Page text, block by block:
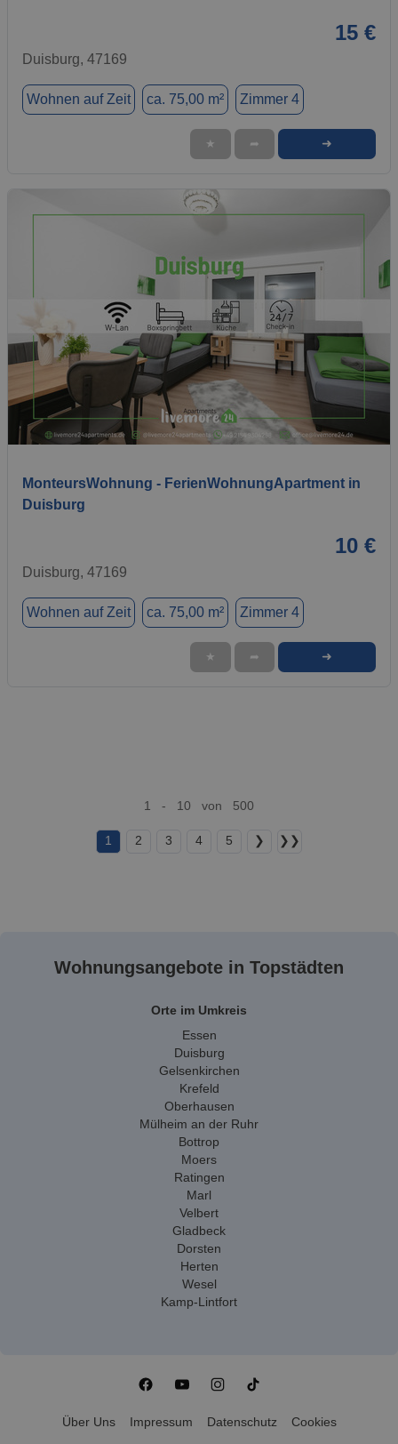
15 €
Duisburg, 47169
Wohnen auf Zeit ca. 75,00 m² Zimmer 4
★ ➦ ➜
MonteursWohnung - FerienWohnungApartment in
Duisburg
10 €
Duisburg, 47169
Wohnen auf Zeit ca. 75,00 m² Zimmer 4
★ ➦ ➜
1 - 10 von 500
1 2 3 4 5 ❯ ❯❯
Wohnungsangebote in Topstädten
Orte im Umkreis
Essen
Duisburg
Gelsenkirchen
Krefeld
Oberhausen
Mülheim an der Ruhr
Bottrop
Moers
Ratingen
Marl
Velbert
Gladbeck
Dorsten
Herten
Wesel
Kamp-Lintfort
Über Uns Impressum Datenschutz Cookies